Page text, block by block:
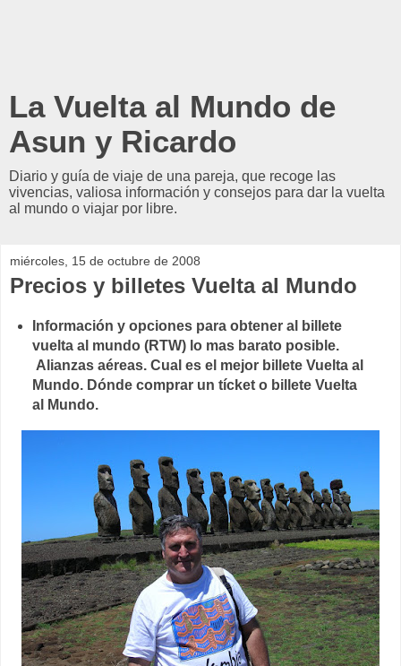
La Vuelta al Mundo de
Asun y Ricardo
Diario y guía de viaje de una pareja, que recoge las
vivencias, valiosa información y consejos para dar la vuelta
al mundo o viajar por libre.
miércoles, 15 de octubre de 2008
Precios y billetes Vuelta al Mundo
Información y opciones para obtener al billete
vuelta al mundo (RTW) lo mas barato posible.
Alianzas aéreas. Cual es el mejor billete Vuelta al
Mundo. Dónde comprar un tícket o billete Vuelta
al Mundo.